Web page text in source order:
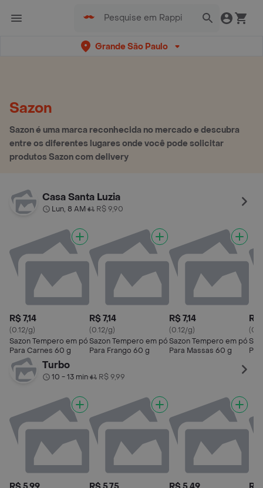
Grande São Paulo
Sazon
Sazon é uma marca reconhecida no mercado e descubra
entre os diferentes lugares onde você pode solicitar
produtos Sazon com delivery
Casa Santa Luzia
Lun, 8 AM• R$ 9,90
R$ 7,14
(0.12/g)
Sazon Tempero em pó
Para Carnes 60 g
R$ 7,14
(0.12/g)
Sazon Tempero em pó
Para Frango 60 g
R$ 7,14
(0.12/g)
Sazon Tempero em pó
Para Massas 60 g
R$
Turbo
10 - 13 min• R$ 9,99